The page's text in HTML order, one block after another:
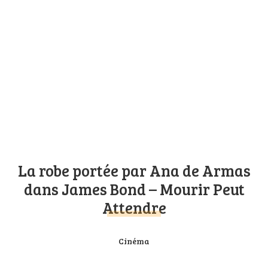
La robe portée par Ana de Armas
dans James Bond – Mourir Peut
Attendre
Cinéma